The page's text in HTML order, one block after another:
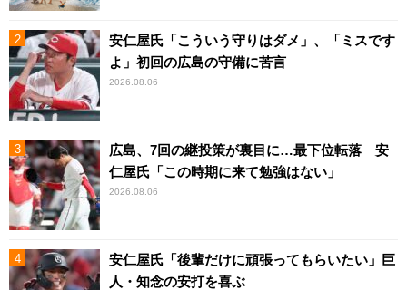
安仁屋氏「こういう守りはダメ」、「ミスです
よ」初回の広島の守備に苦言
2026.08.06
広島、7回の継投策が裏目に…最下位転落 安
仁屋氏「この時期に来て勉強はない」
2026.08.06
安仁屋氏「後輩だけに頑張ってもらいたい」巨
人・知念の安打を喜ぶ